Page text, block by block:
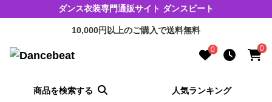
ダンス衣装専門通販サイト ダンスビート
10,000円以上のご購入で送料無料
0 0
商品を検索する 人気ランキング